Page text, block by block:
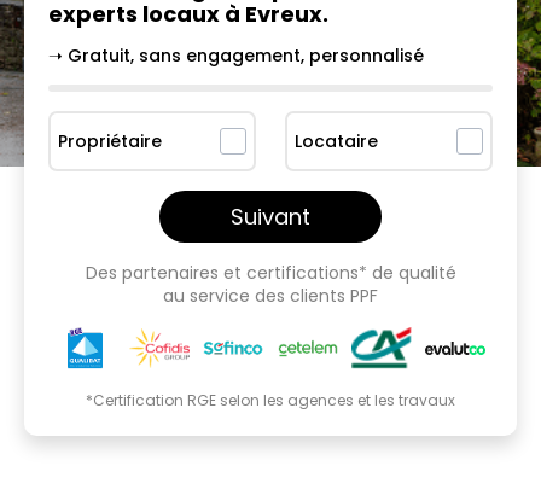
experts locaux à Evreux.
➝ Gratuit, sans engagement, personnalisé
Propriétaire Locataire
Suivant
Des partenaires et certifications* de qualité
au service des clients PPF
*Certification RGE selon les agences et les travaux